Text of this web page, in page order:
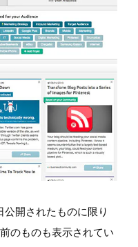
開されたものに限り
のものも表示されてい